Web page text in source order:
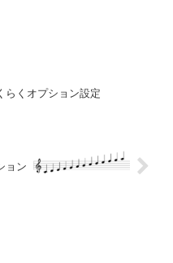
らくオプション設定
ョン